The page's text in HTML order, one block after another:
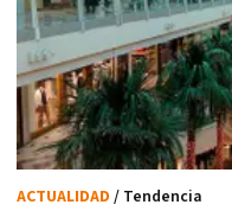
ACTUALIDAD / Tendencia